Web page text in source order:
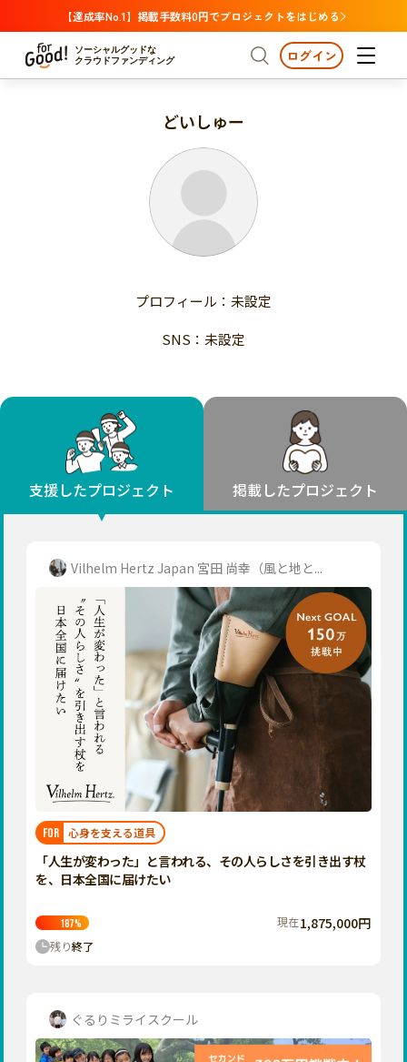
【達成率No.1】掲載手数料0円でプロジェクトをはじめる
ソーシャルグッドな
クラウドファンディング
プロジェクトからさがす 注目
支援金額が多い
支援人数が多い
終了日が近い
国際協力
子ども・教育
フード・農業
文化
環境・エシカル
人権・マイノリティ
社会貢献
地域からさがす 北海道・東北
北海道
宮城
秋田
山形
福島
関東
千葉
神奈川
福井
支援金額が多い
終了日が近い
カテゴリーからさがす
医療・福祉
子ども・教育
人権・マイノリティ
北海道 青森 岩手 宮城
秋田
福島
茨城 栃木 群馬
千葉
東京
神奈川
新潟 富山 石川 福井
山梨
静岡 愛知
三重 滋賀 大阪
兵庫
奈良
和歌山
島根 岡山 広島 山口
愛媛 高知
九州・沖縄
福岡 佐賀 長崎
宮崎
鹿児島 沖縄
ログイン
どいしゅー
プロフィール：未設定
SNS：未設定
支援したプロジェクト 掲載したプロジェクト
Vilhelm Hertz Japan 宮田 尚幸（風と地と...
FOR 心身を支える道具
「人生が変わった」と言われる、その人らしさを引き出す杖
を、日本全国に届けたい
187% 現在1,875,000円
残り終了
ぐるりミライスクール